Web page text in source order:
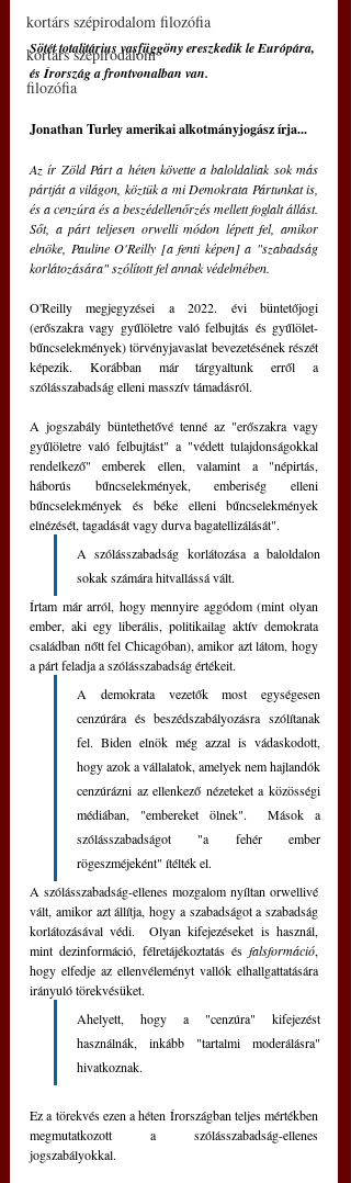
kortárs szépirodalom filozófia
kortárs szépirodalom
filozófia
Sötét totalitárius vasfüggöny ereszkedik le Európára,
és Írország a frontvonalban van.
Jonathan Turley amerikai alkotmányjogász írja...
Az ír Zöld Párt a héten követte a baloldaliak sok más
pártját a világon, köztük a mi Demokrata Pártunkat is,
és a cenzúra és a beszédellenőrzés mellett foglalt állást.
Sőt, a párt teljesen orwelli módon lépett fel, amikor
elnöke, Pauline O'Reilly [a fenti képen] a "szabadság
korlátozására" szólított fel annak védelmében.
O'Reilly megjegyzései a 2022. évi büntetőjogi
(erőszakra vagy gyűlöletre való felbujtás és gyűlölet-
bűncselekmények) törvényjavaslat bevezetésének részét
képezik. Korábban már tárgyaltunk erről a
szólásszabadság elleni masszív támadásról.
A jogszabály büntethetővé tenné az "erőszakra vagy
gyűlöletre való felbujtást" a "védett tulajdonságokkal
rendelkező" emberek ellen, valamint a "népirtás,
háborús bűncselekmények, emberiség elleni
bűncselekmények és béke elleni bűncselekmények
elnézését, tagadását vagy durva bagatellizálását".
A szólásszabadság korlátozása a baloldalon
sokak számára hitvallássá vált.
Írtam már arról, hogy mennyire aggódom (mint olyan
ember, aki egy liberális, politikailag aktív demokrata
családban nőtt fel Chicagóban), amikor azt látom, hogy
a párt feladja a szólásszabadság értékeit.
A demokrata vezetők most egységesen
cenzúrára és beszédszabályozásra szólítanak
fel. Biden elnök még azzal is vádaskodott,
hogy azok a vállalatok, amelyek nem hajlandók
cenzúrázni az ellenkező nézeteket a közösségi
médiában, "embereket ölnek".  Mások a
szólásszabadságot "a fehér ember
rögeszméjeként" ítélték el.
A szólásszabadság-ellenes mozgalom nyíltan orwellivé
vált, amikor azt állítja, hogy a szabadságot a szabadság
korlátozásával védi.  Olyan kifejezéseket is használ,
mint dezinformáció, félretájékoztatás és falsformáció,
hogy elfedje az ellenvéleményt vallók elhallgattatására
irányuló törekvésüket.
Ahelyett, hogy a "cenzúra" kifejezést
használnák, inkább "tartalmi moderálásra"
hivatkoznak.
Ez a törekvés ezen a héten Írországban teljes mértékben
megmutatkozott a szólásszabadság-ellenes
jogszabályokkal.